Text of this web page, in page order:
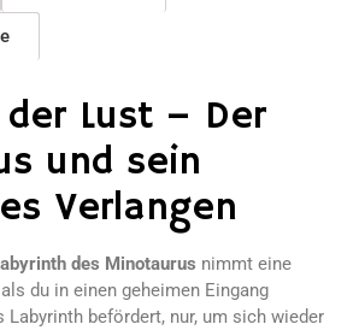
Lust – Der
und sein
Verlangen
des Minotaurus nimmt eine
du in einen geheimen Eingang
befördert, nur, um sich wieder